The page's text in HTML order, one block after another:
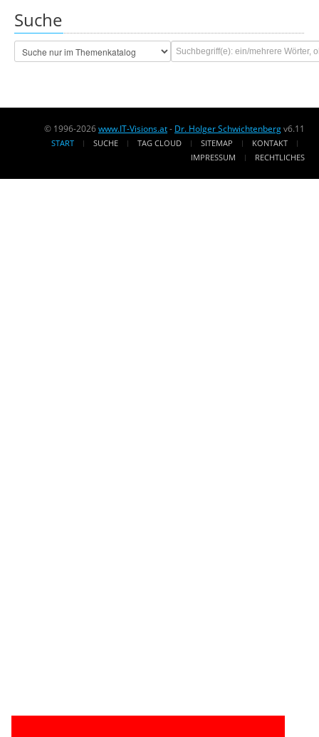
Suche
© 1996-2026www.IT-Visions.at- Dr. Holger Schwichtenbergv6.11
START SUCHE TAG CLOUD SITEMAP
KONTAKT
IMPRESSUM
RECHTLICHES